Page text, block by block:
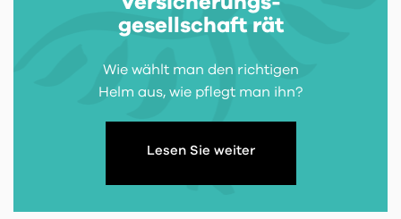
gesellschaft rät
Wie wählt man den richtigen
Helm aus, wie pflegt man ihn?
Lesen Sie weiter